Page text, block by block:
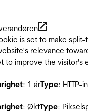
is set to make
relevance
to improve the visitor's
: 1 årType: HTTP-
: ØktType: